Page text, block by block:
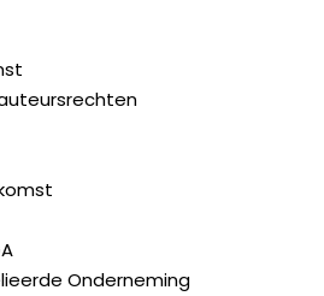
Onderneming